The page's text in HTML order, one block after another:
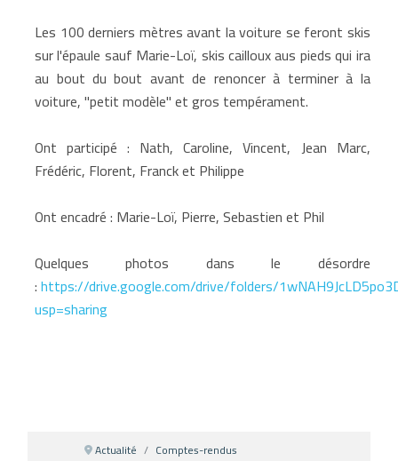
Les 100 derniers mètres avant la voiture se feront skis
sur l'épaule sauf Marie-Loï, skis cailloux aus pieds qui ira
au bout du bout avant de renoncer à terminer à la
voiture, "petit modèle" et gros tempérament.
Ont participé : Nath, Caroline, Vincent, Jean Marc,
Frédéric, Florent, Franck et Philippe
Ont encadré : Marie-Loï, Pierre, Sebastien et Phil
Quelques photos dans le désordre
:https://drive.google.com/drive/folders/
usp=sharing
Actualité
Comptes-rendus